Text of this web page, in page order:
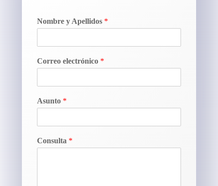
Nombre y Apellidos *
Correo electrónico *
Asunto *
Consulta *